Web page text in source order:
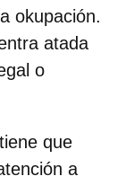
okupación.
atada
o
que
a